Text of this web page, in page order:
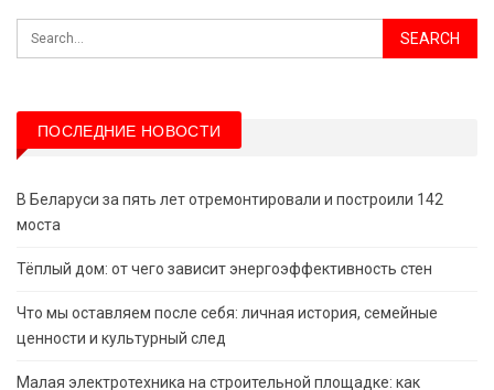
ПОСЛЕДНИЕ НОВОСТИ
В Беларуси за пять лет отремонтировали и построили 142
моста
Тёплый дом: от чего зависит энергоэффективность стен
Что мы оставляем после себя: личная история, семейные
ценности и культурный след
Малая электротехника на строительной площадке: как